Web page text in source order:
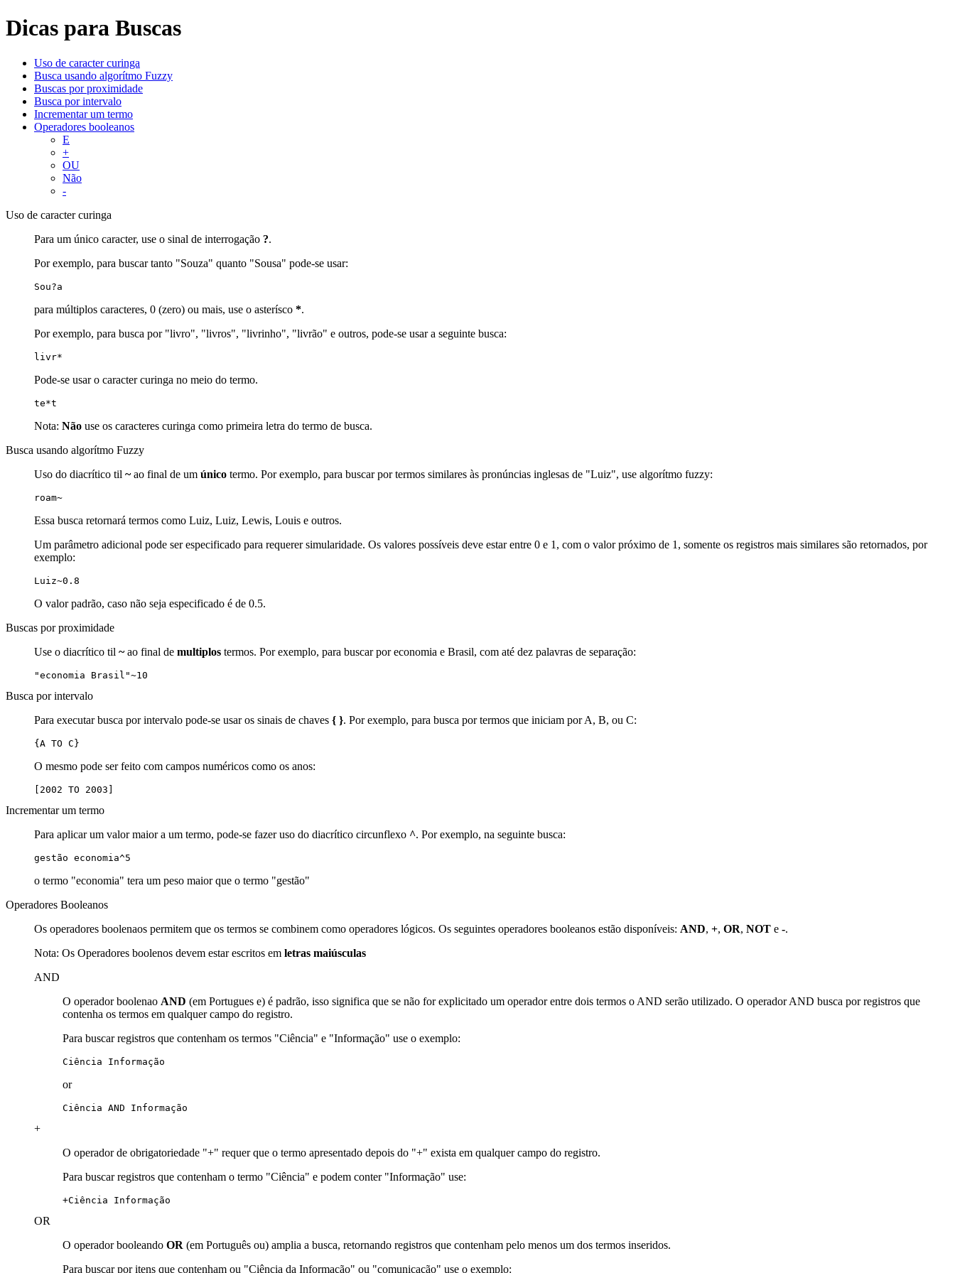
Dicas para Buscas
Uso de caracter curinga
Busca usando algorítmo Fuzzy
Buscas por proximidade
Busca por intervalo
Incrementar um termo
Operadores booleanos
E
+
OU
Não
-
Uso de caracter curinga
Para um único caracter, use o sinal de interrogação ?.
Por exemplo, para buscar tanto "Souza" quanto "Sousa" pode-se usar:
Sou?a
para múltiplos caracteres, 0 (zero) ou mais, use o asterísco *.
Por exemplo, para busca por "livro", "livros", "livrinho", "livrão" e outros, pode-se usar a seguinte busca:
livr*
Pode-se usar o caracter curinga no meio do termo.
te*t
Nota: Não use os caracteres curinga como primeira letra do termo de busca.
Busca usando algorítmo Fuzzy
Uso do diacrítico til ~ao final de um único termo. Por exemplo, para buscar por termos similares às pronúncias inglesas de "Luiz", use algorítmo fuzzy:
roam~
Essa busca retornará termos como Luiz, Luiz, Lewis, Louis e outros.
Um parâmetro adicional pode ser especificado para requerer simularidade. Os valores possíveis deve estar entre 0 e 1, com o valor próximo de 1, somente os registros mais similares são retornados, por
exemplo:
Luiz~0.8
O valor padrão, caso não seja especificado é de 0.5.
Buscas por proximidade
Use o diacrítico til ~ao final de multiplos termos. Por exemplo, para buscar por economia e Brasil, com até dez palavras de separação:
"economia Brasil"~10
Busca por intervalo
Para executar busca por intervalo pode-se usar os sinais de chaves { }. Por exemplo, para busca por termos que iniciam por A, B, ou C:
{A TO C}
O mesmo pode ser feito com campos numéricos como os anos:
[2002 TO 2003]
Incrementar um termo
Para aplicar um valor maior a um termo, pode-se fazer uso do diacrítico circunflexo ^. Por exemplo, na seguinte busca:
gestão economia^5
o termo "economia" tera um peso maior que o termo "gestão"
Operadores Booleanos
Os operadores boolenaos permitem que os termos se combinem como operadores lógicos. Os seguintes operadores booleanos estão disponíveis: AND, +, OR, NOT e -.
Nota: Os Operadores boolenos devem estar escritos em letras maiúsculas
AND
O operador boolenao AND (em Portugues e) é padrão, isso significa que se não for explicitado um operador entre dois termos o AND serão utilizado. O operador AND busca por registros que
contenha os termos em qualquer campo do registro.
Para buscar registros que contenham os termos "Ciência" e "Informação" use o exemplo:
Ciência Informação
or
Ciência AND Informação
+
O operador de obrigatoriedade "+" requer que o termo apresentado depois do "+" exista em qualquer campo do registro.
Para buscar registros que contenham o termo "Ciência" e podem conter "Informação" use:
+Ciência Informação
OR
O operador booleando OR (em Português ou) amplia a busca, retornando registros que contenham pelo menos um dos termos inseridos.
Para buscar por itens que contenham ou "Ciência da Informação" ou "comunicação" use o exemplo: